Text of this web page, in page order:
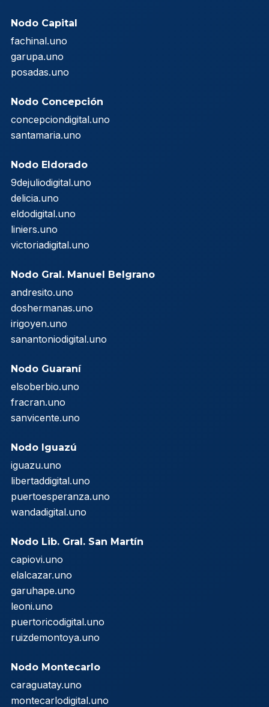
Nodo Capital
fachinal.uno
garupa.uno
posadas.uno
Nodo Concepción
concepciondigital.uno
santamaria.uno
Nodo Eldorado
9dejuliodigital.uno
delicia.uno
eldodigital.uno
liniers.uno
victoriadigital.uno
Nodo Gral. Manuel Belgrano
andresito.uno
doshermanas.uno
irigoyen.uno
sanantoniodigital.uno
Nodo Guaraní
elsoberbio.uno
fracran.uno
sanvicente.uno
Nodo Iguazú
iguazu.uno
libertaddigital.uno
puertoesperanza.uno
wandadigital.uno
Nodo Lib. Gral. San Martín
capiovi.uno
elalcazar.uno
garuhape.uno
leoni.uno
puertoricodigital.uno
ruizdemontoya.uno
Nodo Montecarlo
caraguatay.uno
montecarlodigital.uno